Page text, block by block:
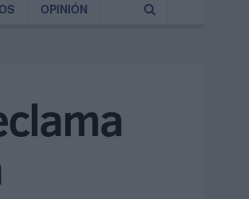
OPINIÓN